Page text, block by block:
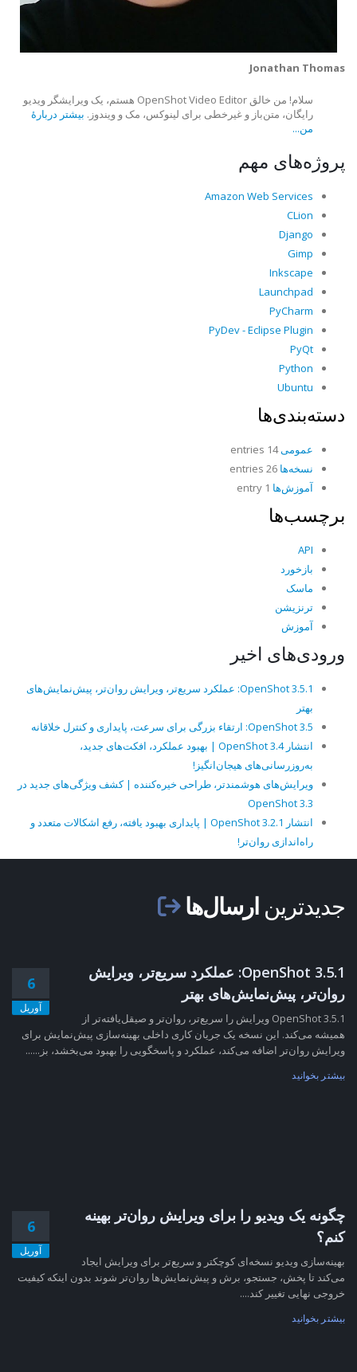
Jonathan Thomas
سلام! من خالق OpenShot Video Editor هستم، یک ویرایشگر ویدیو
رایگان، متن‌باز و غیرخطی برای لینوکس، مک و ویندوز. بیشتر دربارهٔ
من...
پروژه‌های مهم
Amazon Web Services
CLion
Django
Gimp
Inkscape
Launchpad
PyCharm
PyDev - Eclipse Plugin
PyQt
Python
Ubuntu
دسته‌بندی‌ها
عمومی14 entries
نسخه‌ها
آموزش‌ها
برچسب‌ها
API
بازخورد
ماسک
ترنزیشن
آموزش
ورودی‌های اخیر
OpenShot 3.5.1: عملکرد سریع‌تر، ویرایش روان‌تر، پیش‌نمایش‌های
بهتر
OpenShot 3.5: ارتقاء بزرگی برای سرعت، پایداری و کنترل خلاقانه
انتشار OpenShot 3.4 | بهبود عملکرد، افکت‌های جدید،
به‌روزرسانی‌های هیجان‌انگیز!
ویرایش‌های هوشمندتر، طراحی خیره‌کننده | کشف ویژگی‌های جدید در
OpenShot 3.3
انتشار OpenShot 3.2.1 | پایداری بهبود یافته، رفع اشکالات متعدد و
راه‌اندازی روان‌تر!
جدیدترین ارسال‌ها
6
آوریل
OpenShot 3.5.1: عملکرد سریع‌تر، ویرایش
روان‌تر، پیش‌نمایش‌های بهتر
OpenShot 3.5.1 ویرایش را سریع‌تر، روان‌تر و صیقل‌یافته‌تر از
همیشه می‌کند. این نسخه یک جریان کاری داخلی بهینه‌سازی پیش‌نمایش برای
ویرایش روان‌تر اضافه می‌کند، عملکرد و پاسخگویی را بهبود می‌بخشد، بز......
بیشتر بخوانید
6
آوریل
چگونه یک ویدیو را برای ویرایش روان‌تر بهینه
کنم؟
بهینه‌سازی ویدیو نسخه‌ای کوچکتر و سریع‌تر برای ویرایش ایجاد
می‌کند تا پخش، جستجو، برش و پیش‌نمایش‌ها روان‌تر شوند بدون اینکه کیفیت
خروجی نهایی تغییر کند....
بیشتر بخوانید